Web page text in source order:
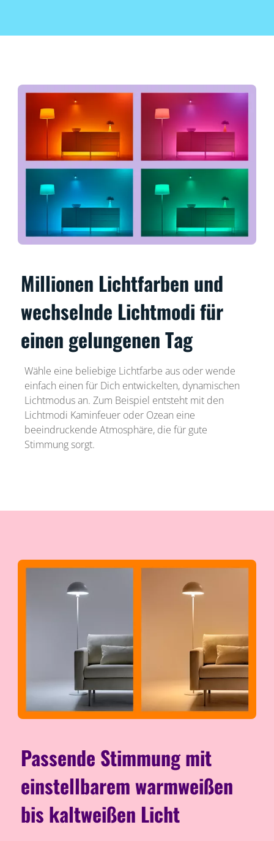
Millionen Lichtfarben und
wechselnde Lichtmodi für
einen gelungenen Tag
Wähle eine beliebige Lichtfarbe aus oder wende
einfach einen für Dich entwickelten, dynamischen
Lichtmodus an. Zum Beispiel entsteht mit den
Lichtmodi Kaminfeuer oder Ozean eine
beeindruckende Atmosphäre, die für gute
Stimmung sorgt.
Passende Stimmung mit
einstellbarem warmweißen
bis kaltweißen Licht